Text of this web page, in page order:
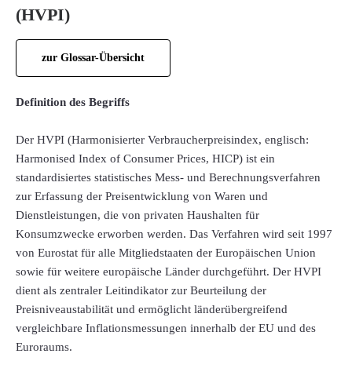
(HVPI)
zur Glossar-Übersicht
Definition des Begriffs
Der HVPI (Harmonisierter Verbraucherpreisindex, englisch:
Harmonised Index of Consumer Prices, HICP) ist ein
standardisiertes statistisches Mess- und Berechnungsverfahren
zur Erfassung der Preisentwicklung von Waren und
Dienstleistungen, die von privaten Haushalten für
Konsumzwecke erworben werden. Das Verfahren wird seit 1997
von Eurostat für alle Mitgliedstaaten der Europäischen Union
sowie für weitere europäische Länder durchgeführt. Der HVPI
dient als zentraler Leitindikator zur Beurteilung der
Preisniveaustabilität und ermöglicht länderübergreifend
vergleichbare Inflationsmessungen innerhalb der EU und des
Euroraums.